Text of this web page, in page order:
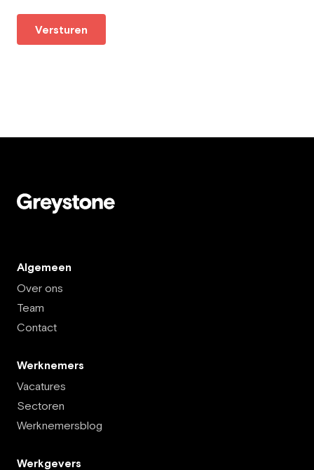
Versturen
Algemeen
Over ons
Team
Contact
Werknemers
Vacatures
Sectoren
Werknemersblog
Werkgevers